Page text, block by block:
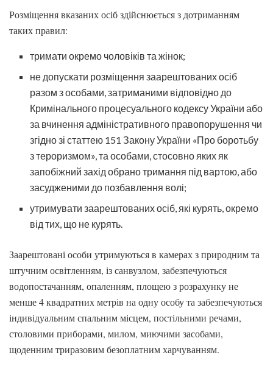
Розміщення вказаних осіб здійснюється з дотриманням
таких правил:
тримати окремо чоловіків та жінок;
не допускати розміщення заарештованих осіб
разом з особами, затриманими відповідно до
Кримінального процесуального кодексу України або
за вчинення адміністративного правопорушення чи
згідно зі статтею 151 Закону України «Про боротьбу
з тероризмом», та особами, стосовно яких як
запобіжний захід обрано тримання під вартою, або
засудженими до позбавлення волі;
утримувати заарештованих осіб, які курять, окремо
від тих, що не курять.
Заарештовані особи утримуються в камерах з природним та
штучним освітленням, із санвузлом, забезпечуються
водопостачанням, опаленням, площею з розрахунку не
менше 4 квадратних метрів на одну особу та забезпечуються
індивідуальним спальним місцем, постільними речами,
столовими приборами, милом, миючими засобами,
щоденним триразовим безоплатним харчуванням.